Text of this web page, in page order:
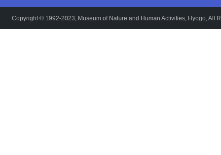
Copyright © 1992-2023, Museum of Nature and Human Activities, Hyogo, All